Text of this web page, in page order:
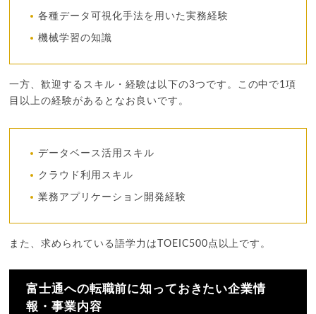
各種データ可視化手法を用いた実務経験
機械学習の知識
一方、歓迎するスキル・経験は以下の3つです。この中で1項
目以上の経験があるとなお良いです。
データベース活用スキル
クラウド利用スキル
業務アプリケーション開発経験
また、求められている語学力はTOEIC500点以上です。
富士通への転職前に知っておきたい企業情
報・事業内容